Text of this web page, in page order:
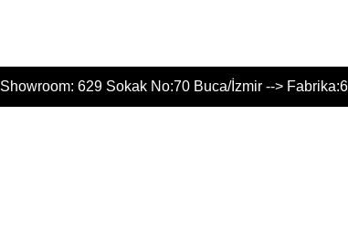
Showroom: 629 Sokak No:70 Buca/İzmir -->